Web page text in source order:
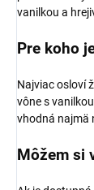
vanilkou a
Pre koho
Najviac osloví
vône s
vhodná najmä
Môžem si